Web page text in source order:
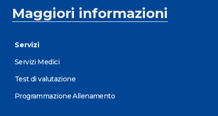
Maggiori informazioni
Servizi
Servizi Medici
Test di valutazione
Programmazione Allenamento